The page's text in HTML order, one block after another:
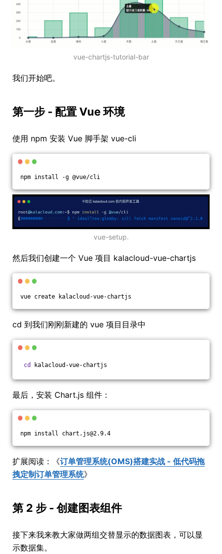
vue-chartjs-tutorial-bar
我们开始吧。
第一步 - 配置 Vue 环境
使用 npm 安装 Vue 脚手架 vue-cli
npm install -g @vue/cli
vue-setup.
然后我们创建一个 Vue 项目 kalacloud-vue-chartjs
vue create kalacloud-vue-chartjs
cd 到我们刚刚新建的 vue 项目目录中
cd kalacloud-vue-chartjs
最后，安装 Chart.js 组件：
npm install chart.js@2.9.4
扩展阅读：《订单管理系统(OMS)搭建实战 - 低代码拖
拽定制订单管理系统》
第 2 步 - 创建图表组件
接下来我来教大家做两组交替显示的数据图表，可以显
示数据集。